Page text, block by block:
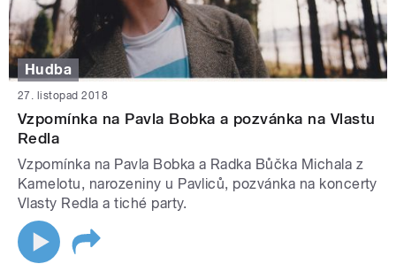
Hudba
27. listopad 2018
Vzpomínka na Pavla Bobka a pozvánka na Vlastu
Redla
Vzpomínka na Pavla Bobka a Radka Bůčka Michala z
Kamelotu, narozeniny u Pavliců, pozvánka na koncerty
Vlasty Redla a tiché party.